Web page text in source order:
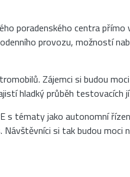
poradenského centra
provozu, možností
Zájemci si budou
hladký průběh testovacích
s tématy jako autonomní
Návštěvníci si tak budou